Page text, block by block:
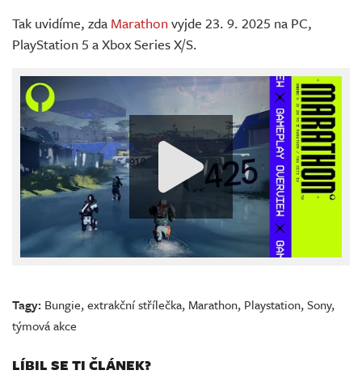
Tak uvidíme, zda Marathon vyjde 23. 9. 2025 na PC,
PlayStation 5 a Xbox Series X/S.
Tagy: Bungie,extrakční střílečka, Marathon, Playstation,Sony,
týmová akce
LÍBIL SE TI ČLÁNEK?